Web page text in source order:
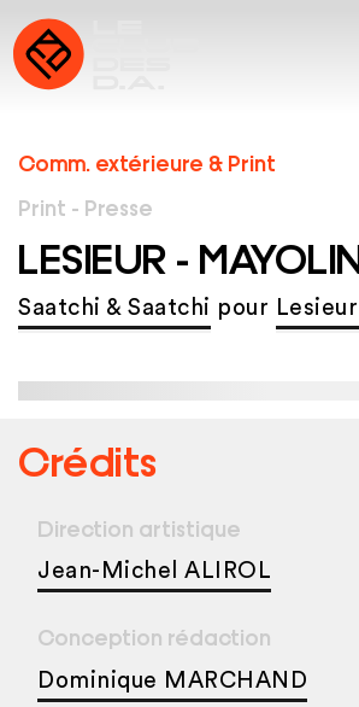
Comm. extérieure & Print
Print - Presse
LESIEUR -
Saatchi & Saatchi pour
Crédits
Direction artistique
Jean-Michel ALIROL
Conception rédaction
Dominique MARCHAND